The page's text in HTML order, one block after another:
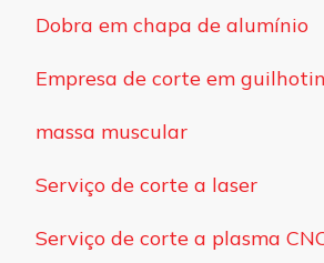
Dobra em chapa de alumínio
Empresa de corte em
massa muscular
Serviço de corte a laser
Serviço de corte a plasma